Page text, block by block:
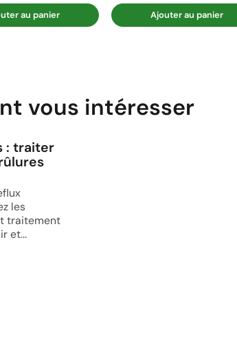
au panier Ajouter au panier
vous intéresser
: traiter
les
traitement
et...